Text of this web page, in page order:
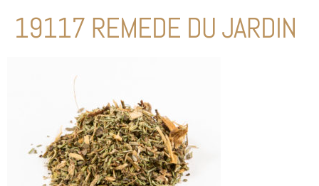
19117 REMEDE DU JARDIN